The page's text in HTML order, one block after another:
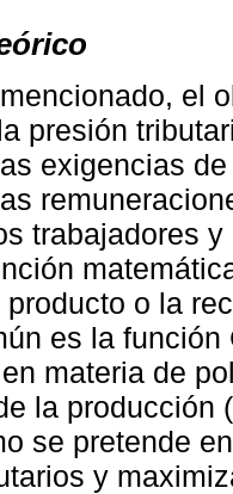
el
presión
exigencias
trabajadores
o la
es la
materia de
la producción
se pretende
y